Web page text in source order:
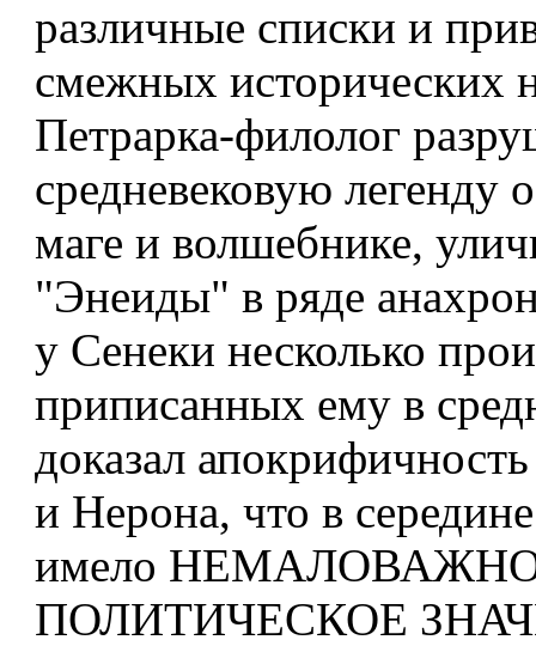
различные списки и
смежных исторических
Петрарка-филолог
средневековую легенду
маге и волшебнике,
"Энеиды" в ряде
у Сенеки несколько
приписанных ему в
доказал
и Нерона, что в
имело
ПОЛИТИЧЕСКОЕ